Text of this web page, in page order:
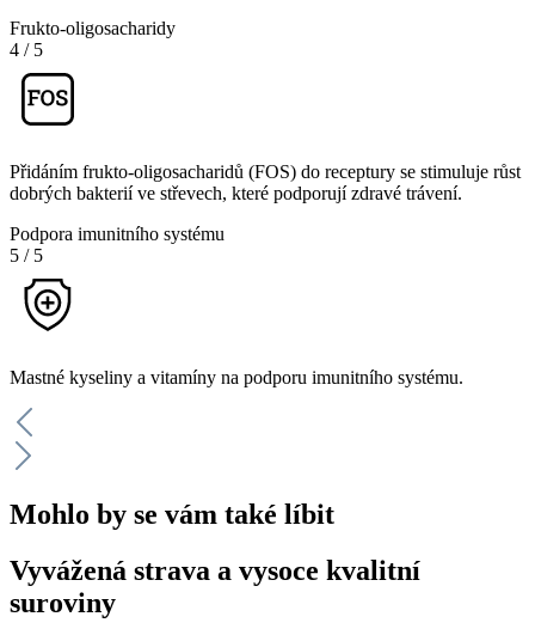
Frukto-oligosacharidy
4 / 5
Přidáním frukto-oligosacharidů (FOS) do receptury se stimuluje růst
dobrých bakterií ve střevech, které podporují zdravé trávení.
Podpora imunitního systému
5 / 5
Mastné kyseliny a vitamíny na podporu imunitního systému.
Mohlo by se vám také líbit
Vyvážená strava a vysoce kvalitní
suroviny